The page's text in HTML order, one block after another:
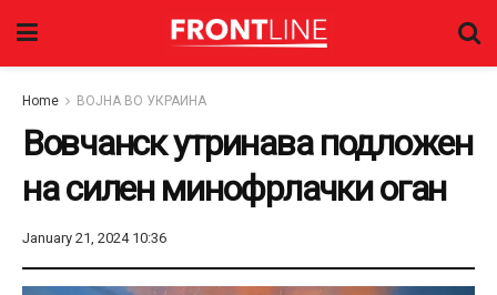
Home ВОЈНА ВО УКРАИНА
Вовчанск утринава подложен
на силен минофрлачки оган
January 21, 2024 10:36